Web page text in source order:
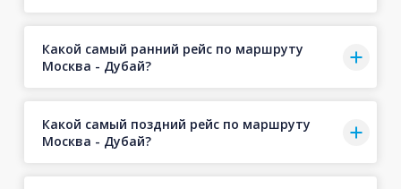
Какой самый ранний рейс по маршруту
Москва - Дубай?
Какой самый поздний рейс по маршруту
Москва - Дубай?